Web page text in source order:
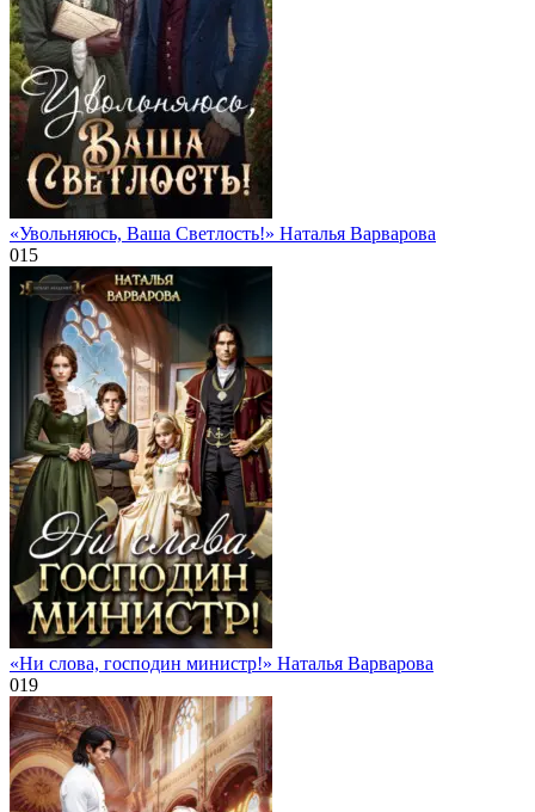
«Увольняюсь, Ваша Светлость!» Наталья Варварова
015
«Ни слова, господин министр!» Наталья Варварова
019